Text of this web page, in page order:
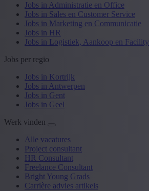
Jobs in Administratie en Office
Jobs in Sales en Customer Service
Jobs in Marketing en Communicatie
Jobs in HR
Jobs in Logistiek, Aankoop en Facility
Jobs per regio
Jobs in Kortrijk
Jobs in Antwerpen
Jobs in Gent
Jobs in Geel
Werk vinden
Alle vacatures
Project consultant
HR Consultant
Freelance Consultant
Bright Young Grads
Carrière advies artikels